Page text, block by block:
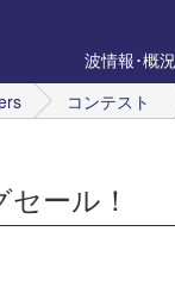
波情報･概況
コンテスト
ール！